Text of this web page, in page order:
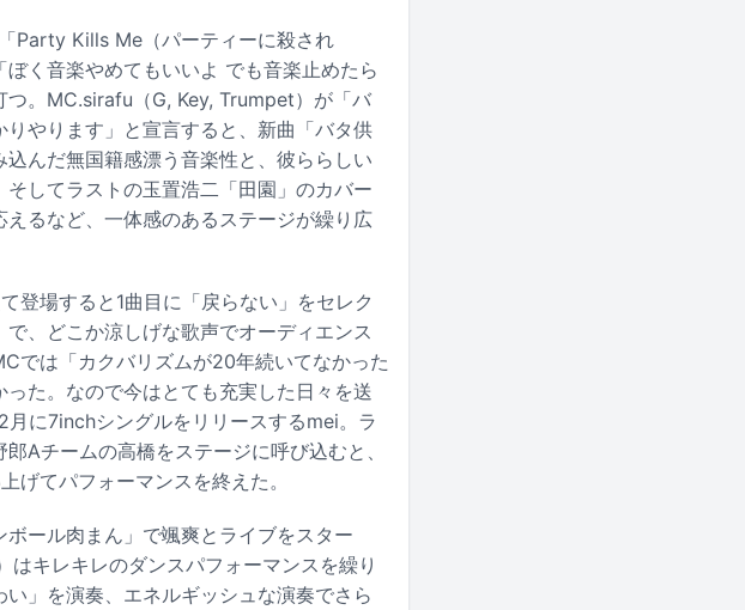
Party Kills Me（パーティーに殺され
く音楽やめてもいいよ でも音楽止めたら
。MC.sirafu（G, Key, Trumpet）が「バ
やります」と宣言すると、新曲「バタ供
んだ無国籍感漂う音楽性と、彼ららしい
してラストの玉置浩二「田園」のカバー
るなど、一体感のあるステージが繰り広
登場すると1曲目に「戻らない」をセレク
、どこか涼しげな歌声でオーディエンス
では「カクバリズムが20年続いてなかった
た。なので今はとても充実した日々を送
に7inchシングルをリリースするmei。ラ
Aチームの高橋をステージに呼び込むと、
げてパフォーマンスを終えた。
ール肉まん」で颯爽とライブをスター
はキレキレのダンスパフォーマンスを繰り
」を演奏、エネルギッシュな演奏でさら